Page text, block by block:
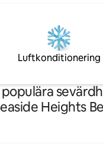
Luftkonditionering
Heights